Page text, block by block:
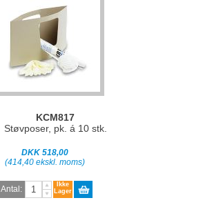
KCM817
Støvposer, pk. á 10 stk.
DKK 518,00
(414,40 ekskl. moms)
Antal:
Ikke
Lager